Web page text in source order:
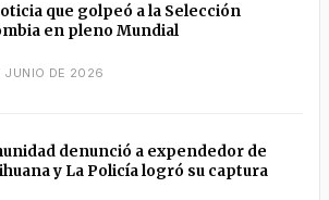
que golpeó a la Selección
en pleno Mundial
JUNIO DE 2026
denunció a expendedor de
y La Policía logró su captura